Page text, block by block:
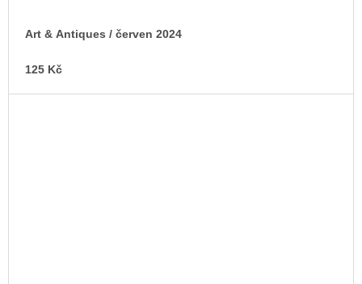
Art & Antiques / červen 2024
125 Kč